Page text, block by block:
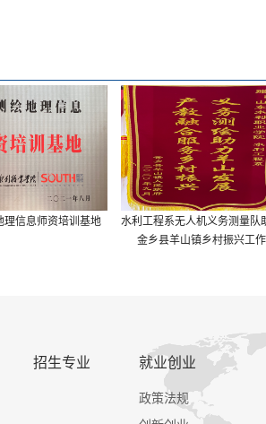
息师资培训基地
水利工程系无人机义务测量队助力
金乡县羊山镇乡村振兴工作
招生专业 就业创业
政策法规